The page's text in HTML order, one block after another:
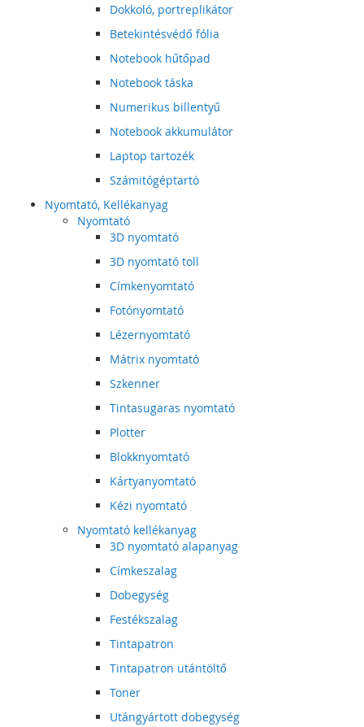
Dokkoló, portreplikátor
Betekintésvédő fólia
Notebook hűtőpad
Notebook táska
Numerikus billentyű
Notebook akkumulátor
Laptop tartozék
Számitógéptartó
Nyomtató, Kellékanyag
Nyomtató
3D nyomtató
3D nyomtató toll
Címkenyomtató
Fotónyomtató
Lézernyomtató
Mátrix nyomtató
Szkenner
Tintasugaras nyomtató
Plotter
Blokknyomtató
Kártyanyomtató
Kézi nyomtató
Nyomtató kellékanyag
3D nyomtató alapanyag
Címkeszalag
Dobegység
Festékszalag
Tintapatron
Tintapatron utántöltő
Toner
Utángyártott dobegység